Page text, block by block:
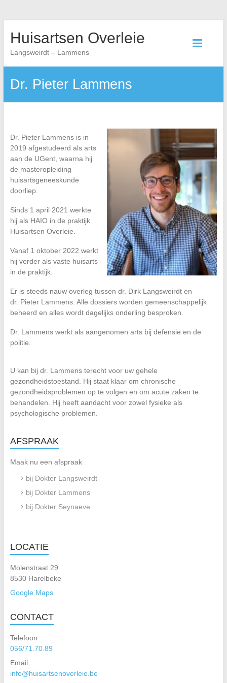
Huisartsen Overleie
Langsweirdt – Lammens
Dr. Pieter Lammens
Dr. Pieter Lammens is in
2019 afgestudeerd als arts
aan de UGent, waarna hij
de masteropleiding
huisartsgeneeskunde
doorliep.
Sinds 1 april 2021 werkte
hij als HAIO in de praktijk
Huisartsen Overleie.
Vanaf 1 oktober 2022 werkt
hij verder als vaste huisarts
in de praktijk.
Er is steeds nauw overleg tussen dr. Dirk Langsweirdt en
dr. Pieter Lammens. Alle dossiers worden gemeenschappelijk
beheerd en alles wordt dagelijks onderling besproken.
Dr. Lammens werkt als aangenomen arts bij defensie en de
politie.
U kan bij dr. Lammens terecht voor uw gehele
gezondheidstoestand. Hij staat klaar om chronische
gezondheidsproblemen op te volgen en om acute zaken te
behandelen. Hij heeft aandacht voor zowel fysieke als
psychologische problemen.
AFSPRAAK
Maak nu een afspraak
bij Dokter Langsweirdt
bij Dokter Lammens
bij Dokter Seynaeve
LOCATIE
Molenstraat 29
8530 Harelbeke
Google Maps
CONTACT
Telefoon
056/71.70.89
Email
info@huisartsenoverleie.be